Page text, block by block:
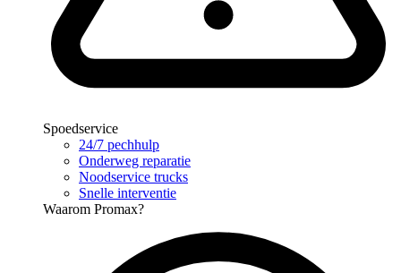
Spoedservice
24/7 pechhulp
Onderweg reparatie
Noodservice trucks
Snelle interventie
Waarom Promax?